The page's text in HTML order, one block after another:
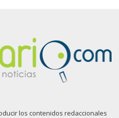
los contenidos redaccionales